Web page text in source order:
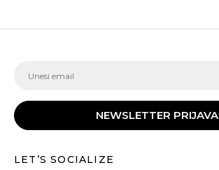
NEWSLETTER PRIJAVA
LET’S SOCIALIZE